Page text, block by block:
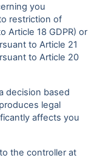
you
restriction of
Article 18 GDPR) or
to Article 21
to Article 20
decision based
legal
affects you
the controller at